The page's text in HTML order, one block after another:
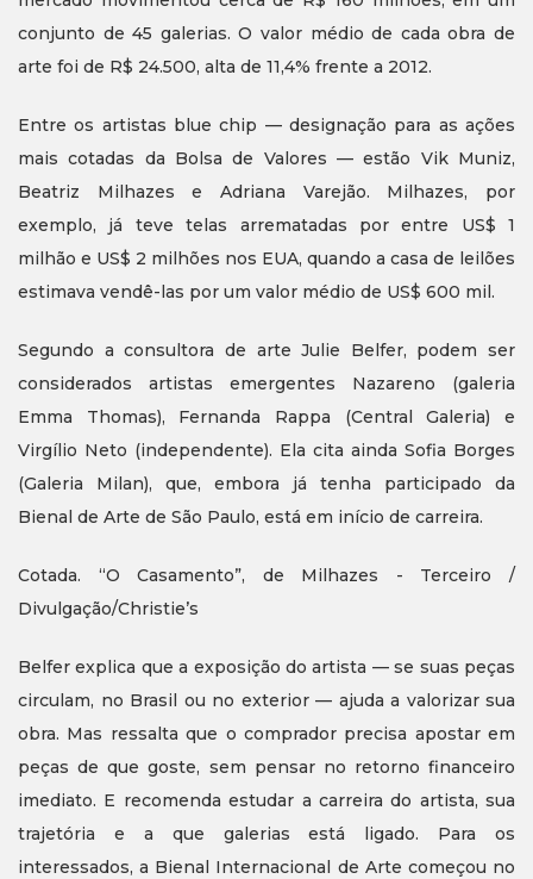
conjunto de 45 galerias. O valor médio de cada obra de
arte foi de R$ 24.500, alta de 11,4% frente a 2012.
Entre os artistas blue chip — designação para as ações
mais cotadas da Bolsa de Valores — estão Vik Muniz,
Beatriz Milhazes e Adriana Varejão. Milhazes, por
exemplo, já teve telas arrematadas por entre US$ 1
milhão e US$ 2 milhões nos EUA, quando a casa de leilões
estimava vendê-las por um valor médio de US$ 600 mil.
Segundo a consultora de arte Julie Belfer, podem ser
considerados artistas emergentes Nazareno (galeria
Emma Thomas), Fernanda Rappa (Central Galeria) e
Virgílio Neto (independente). Ela cita ainda Sofia Borges
(Galeria Milan), que, embora já tenha participado da
Bienal de Arte de São Paulo, está em início de carreira.
Cotada. “O Casamento”, de Milhazes - Terceiro /
Divulgação/Christie’s
Belfer explica que a exposição do artista — se suas peças
circulam, no Brasil ou no exterior — ajuda a valorizar sua
obra. Mas ressalta que o comprador precisa apostar em
peças de que goste, sem pensar no retorno financeiro
imediato. E recomenda estudar a carreira do artista, sua
trajetória e a que galerias está ligado. Para os
interessados, a Bienal Internacional de Arte começou no